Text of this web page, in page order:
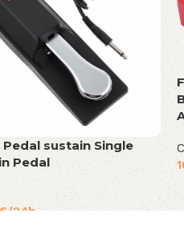
Pedal sustain Single
Pedal
/24h